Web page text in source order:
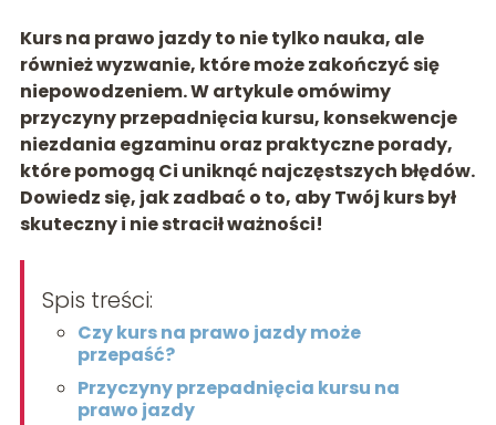
Kurs na prawo jazdy to nie tylko nauka, ale
również wyzwanie, które może zakończyć się
niepowodzeniem. W artykule omówimy
przyczyny przepadnięcia kursu, konsekwencje
niezdania egzaminu oraz praktyczne porady,
które pomogą Ci uniknąć najczęstszych błędów.
Dowiedz się, jak zadbać o to, aby Twój kurs był
skuteczny i nie stracił ważności!
Spis treści:
Czy kurs na prawo jazdy może
przepaść?
Przyczyny przepadnięcia kursu na
prawo jazdy